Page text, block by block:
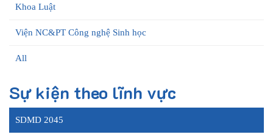
Khoa Luật
Viện NC&PT Công nghệ Sinh học
All
Sự kiện theo lĩnh vực
SDMD 2045